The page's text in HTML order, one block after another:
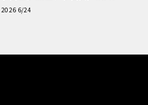
読者一気乗りレポート
2026 6/24